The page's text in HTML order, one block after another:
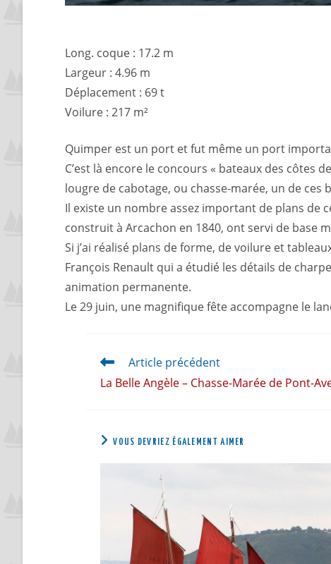
Long. coque : 17.2 m
Largeur : 4.96 m
Déplacement : 69 t
Voilure : 217 m²
Quimper est un port et fut même un port
C’est là encore le concours « bateaux des côtes
lougre de cabotage, ou chasse-marée, un de
Il existe un nombre assez important de plans de
construit à Arcachon en 1840, ont servi de base
Si j’ai réalisé plans de forme, de voilure et
François Renault qui a étudié les détails de
animation permanente.
Le 29 juin, une magnifique fête accompagne le
Article précédent
La Belle Angèle – Chasse-Marée de Pont-
VOUS DEVRIEZ ÉGALEMENT AIMER